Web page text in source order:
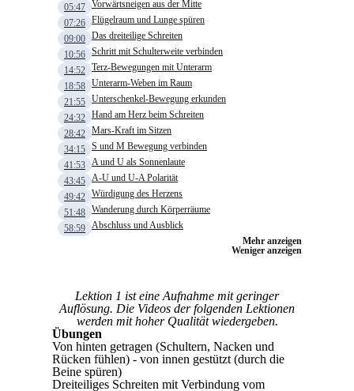
05:47 Vorwärtsneigen aus der Mitte
07:26 Flügelraum und Lunge spüren
09:00 Das dreiteilige Schreiten
10:56 Schritt mit Schulterweite verbinden
14:52 Terz-Bewegungen mit Unterarm
18:58 Unterarm-Weben im Raum
21:55 Unterschenkel-Bewegung erkunden
24:32 Hand am Herz beim Schreiten
28:42 Mars-Kraft im Sitzen
34:15 S und M Bewegung verbinden
41:53 A und U als Sonnenlaute
43:45 A-U und U-A Polarität
49:42 Würdigung des Herzens
51:48 Wanderung durch Körperräume
58:59 Abschluss und Ausblick
Mehr anzeigen
Weniger anzeigen
Lektion 1 ist eine Aufnahme mit geringer
Auflösung. Die Videos der folgenden Lektionen
werden mit hoher Qualität wiedergeben.
Übungen
Von hinten getragen (Schultern, Nacken und
Rücken fühlen) - von innen gestützt (durch die
Beine spüren)
Dreiteiliges Schreiten mit Verbindung vom